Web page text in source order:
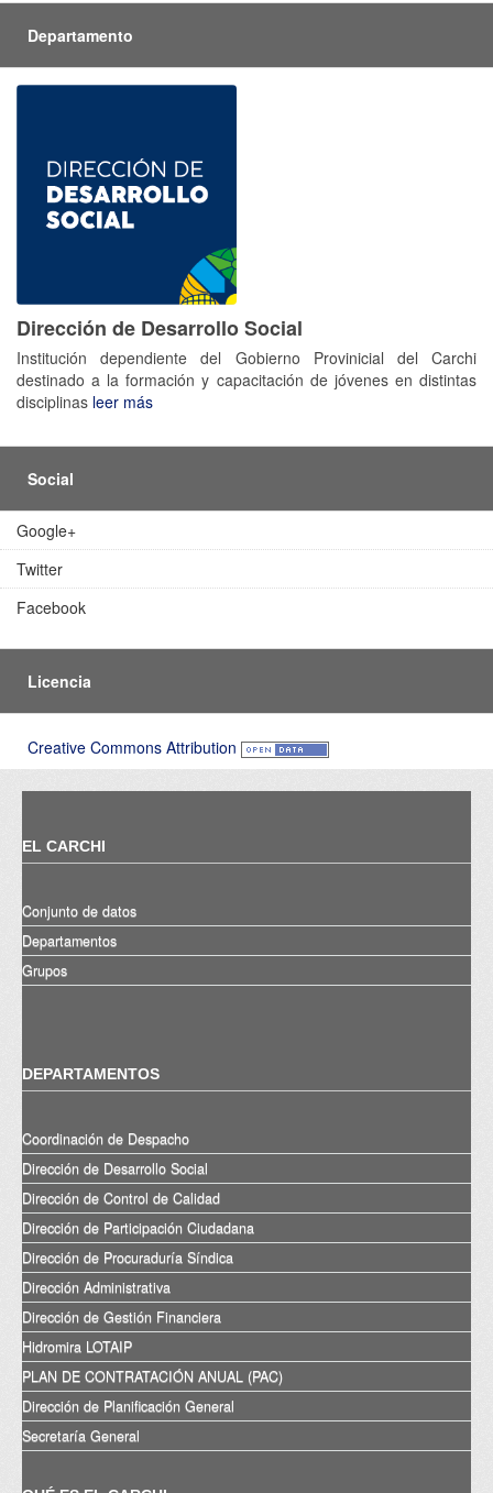
Departamento
Dirección de Desarrollo Social
Institución dependiente del Gobierno Provinicial del Carchi
destinado a la formación y capacitación de jóvenes en distintas
disciplinas leer más
Social
Google+
Twitter
Facebook
Licencia
Creative Commons Attribution
EL CARCHI
Conjunto de datos
Departamentos
Grupos
DEPARTAMENTOS
Coordinación de Despacho
Dirección de Desarrollo Social
Dirección de Control de Calidad
Dirección de Participación Ciudadana
Dirección de Procuraduría Síndica
Dirección Administrativa
Dirección de Gestión Financiera
Hidromira LOTAIP
PLAN DE CONTRATACIÓN ANUAL (PAC)
Dirección de Planificación General
Secretaría General